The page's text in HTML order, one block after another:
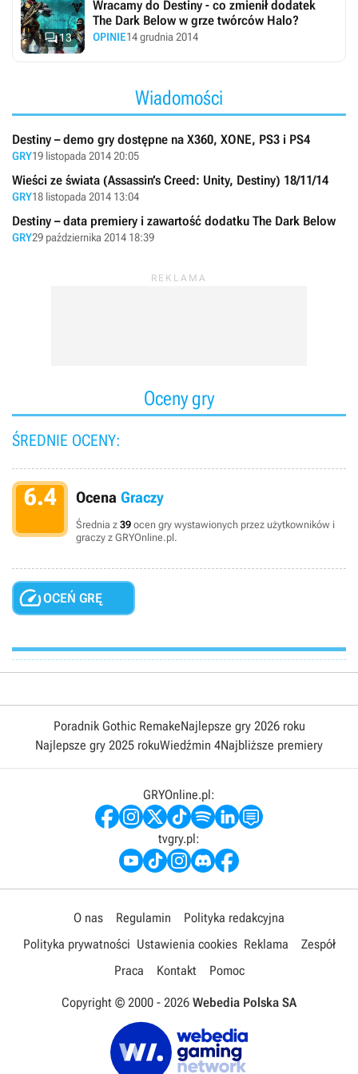
13
Wracamy do Destiny - co zmienił dodatek
The Dark Below w grze twórców Halo?
OPINIE14 grudnia 2014
Wiadomości
Destiny – demo gry dostępne na X360, XONE, PS3 i PS4
GRY19 listopada 2014 20:05
Wieści ze świata (Assassin’s Creed: Unity, Destiny) 18/11/14
GRY18 listopada 2014 13:04
Destiny – data premiery i zawartość dodatku The Dark Below
GRY29 października 2014 18:39
Oceny gry
ŚREDNIE OCENY:
6.4 Ocena Graczy
Średnia z 39 ocen gry wystawionych przez użytkowników i
graczy z GRYOnline.pl.
OCEŃ GRĘ
Poradnik Gothic RemakeNajlepsze gry 2026 roku
Najlepsze gry 2025 rokuWiedźmin 4Najbliższe premiery
GRYOnline.pl:
tvgry.pl:
O nas Regulamin
Polityka redakcyjna
Polityka prywatności Ustawienia cookies Reklama
Zespół
Praca
Kontakt Pomoc
Copyright © 2000 - 2026 Webedia Polska SA